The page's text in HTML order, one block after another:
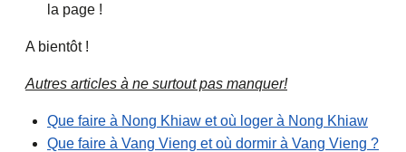
la page !
A bientôt !
Autres articles à ne surtout pas manquer!
Que faire à Nong Khiaw et où loger à Nong Khiaw
Que faire à Vang Vieng et où dormir à Vang Vieng ?